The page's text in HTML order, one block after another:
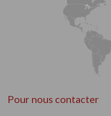
Pour nous contacter